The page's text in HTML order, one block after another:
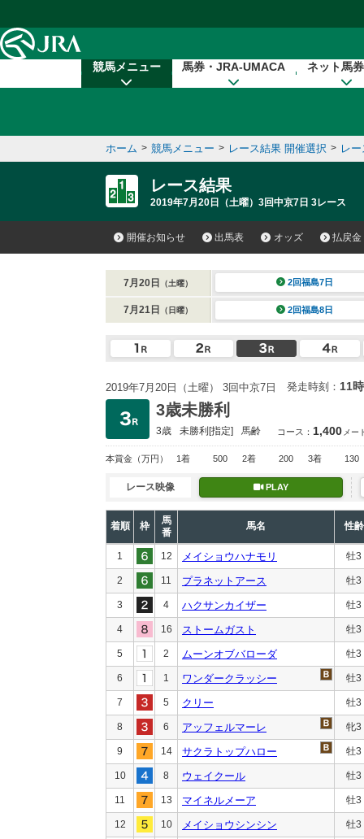
競馬メニュー 馬券・JRA-UMACA ネット馬
ホーム > 競馬メニュー > レース結果 開催選択 > レ
レース結果
2019年7月20日（土曜）3回中京7日 3レース
開催お知らせ 出馬表 オッズ 払戻金
7月20日 （土曜） 2回福島7日
7月21日 （日曜） 2回福島8日
2019年7月20日（土曜） 3回中京7日 発走時刻： 11
3歳未勝利
3歳 未勝利[指定] 馬齢 コース： 1,400 メー
本賞金 （万円） 1着 500 2着 200 3着 130
レース映像 PLAY
着順 枠
馬
番
馬名 性齢
1 12 メイショウハナモリ 牡3
2 11 プラネットアース 牡3
3 4 ハクサンカイザー 牡3
4 16 ストームガスト 牡3
5 2 ムーンオブバローダ 牡3
6 1 ワンダークラッシー 牡3
7 5 クリー 牡3
8 6 アッフェルマーレ 牝3
9 14 サクラトップハロー 牡3
10 8 ウェイクール 牡3
11 13 マイネルメーア 牡3
12 10 メイショウシンシン 牡3